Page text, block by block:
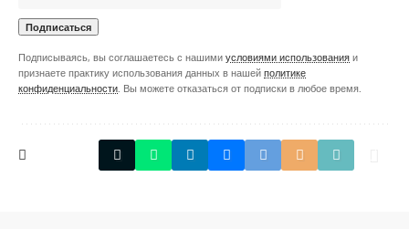
Подписываясь, вы соглашаетесь с нашими условиями использования и
признаете практику использования данных в нашей политике
конфиденциальности . Вы можете отказаться от подписки в любое время.